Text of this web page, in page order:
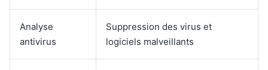
Analyse
antivirus
Suppression des virus et
logiciels malveillants